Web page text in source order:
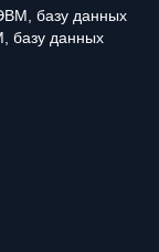
базу данных
базу данных